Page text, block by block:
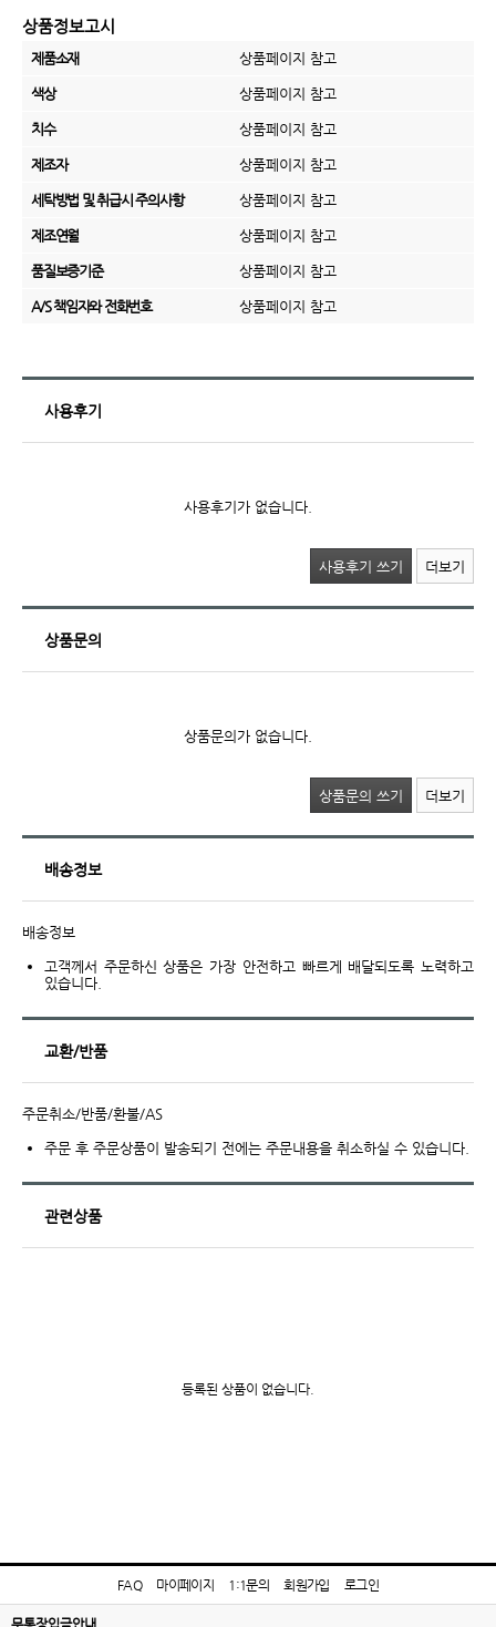
상품정보고시
제품소재 상품페이지 참고
색상 상품페이지 참고
치수 상품페이지 참고
제조자 상품페이지 참고
세탁방법 및 취급시 주의사항 상품페이지 참고
제조연월 상품페이지 참고
품질보증기준 상품페이지 참고
A/S 책임자와 전화번호 상품페이지 참고
사용후기
사용후기가 없습니다.
사용후기 쓰기 더보기
상품문의
상품문의가 없습니다.
상품문의 쓰기 더보기
배송정보
배송정보
고객께서 주문하신 상품은 가장 안전하고 빠르게 배달되도록 노력하고
있습니다.
교환/반품
주문취소/반품/환불/AS
주문 후 주문상품이 발송되기 전에는 주문내용을 취소하실 수 있습니다.
관련상품
등록된 상품이 없습니다.
FAQ 마이페이지 1:1문의 회원가입 로그인